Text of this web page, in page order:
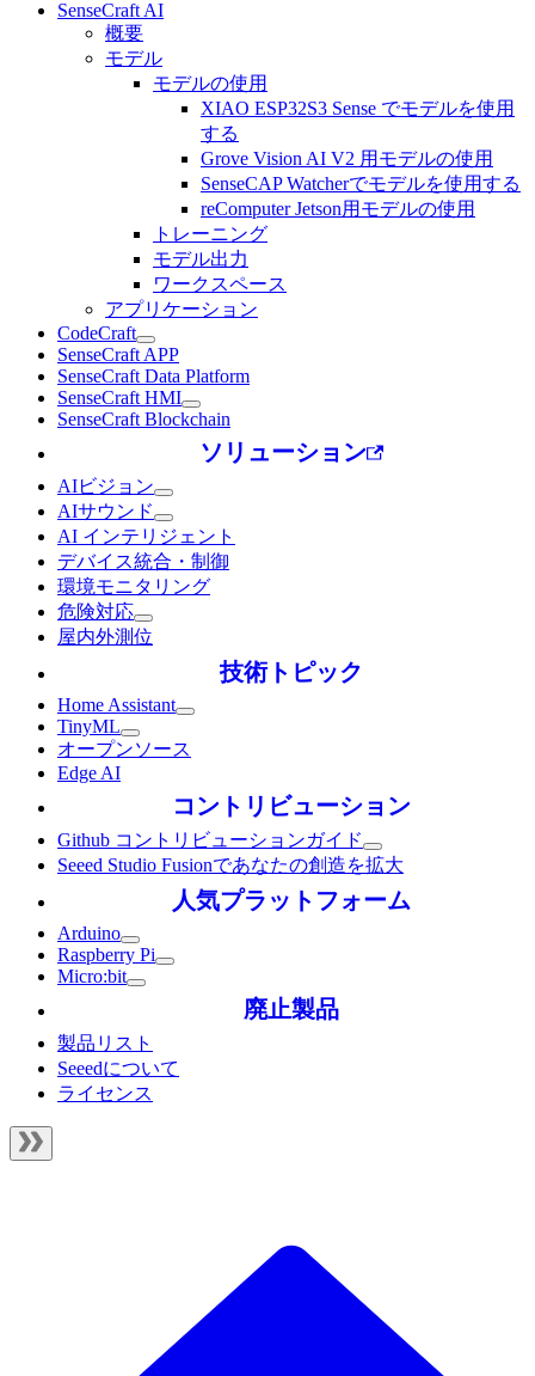
SenseCraft AI
概要
モデル
モデルの使用
XIAO ESP32S3 Sense でモデルを使用
する
Grove Vision AI V2 用モデルの使用
SenseCAP Watcherでモデルを使用する
reComputer Jetson用モデルの使用
トレーニング
モデル出力
ワークスペース
アプリケーション
CodeCraft
SenseCraft APP
SenseCraft Data Platform
SenseCraft HMI
SenseCraft Blockchain
ソリューション
AIビジョン
AIサウンド
AI インテリジェント
デバイス統合・制御
環境モニタリング
危険対応
屋内外測位
技術トピック
Home Assistant
TinyML
オープンソース
Edge AI
コントリビューション
Github コントリビューションガイド
Seeed Studio Fusionであなたの創造を拡大
人気プラットフォーム
Arduino
Raspberry Pi
Micro:bit
廃止製品
製品リスト
Seeedについて
ライセンス